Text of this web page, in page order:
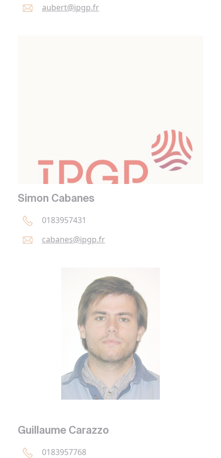
aubert@ipgp.fr
Simon Cabanes
0183957431
cabanes@ipgp.fr
Guillaume Carazzo
0183957768